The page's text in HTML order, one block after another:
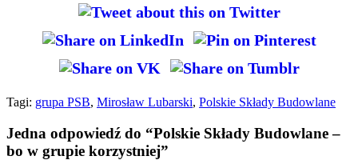
Tagi: grupa PSB, Mirosław Lubarski, Polskie Składy Budowlane
Jedna odpowiedź do “Polskie Składy Budowlane –
bo w grupie korzystniej”